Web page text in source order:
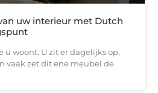
uw interieur met Dutch
u woont. U zit er dagelijks op,
vaak zet dit ene meubel de